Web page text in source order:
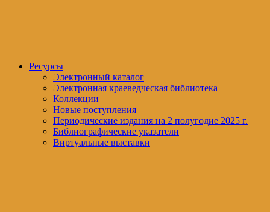
Ресурсы
Электронный каталог
Электронная краеведческая библиотека
Коллекции
Новые поступления
Периодические издания на 2 полугодие 2025 г.
Библиографические указатели
Виртуальные выставки